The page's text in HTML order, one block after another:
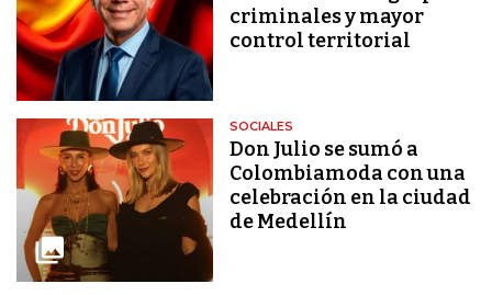
criminales y mayor
control territorial
SOCIALES
Don Julio se sumó a
Colombiamoda con una
celebración en la ciudad
de Medellín